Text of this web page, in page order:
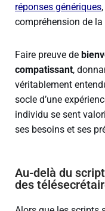
réponses génériques
compréhension de
Faire preuve de
compatissant,
véritablement
socle d’une
individu se sent
ses besoins et ses
Au-delà du
des